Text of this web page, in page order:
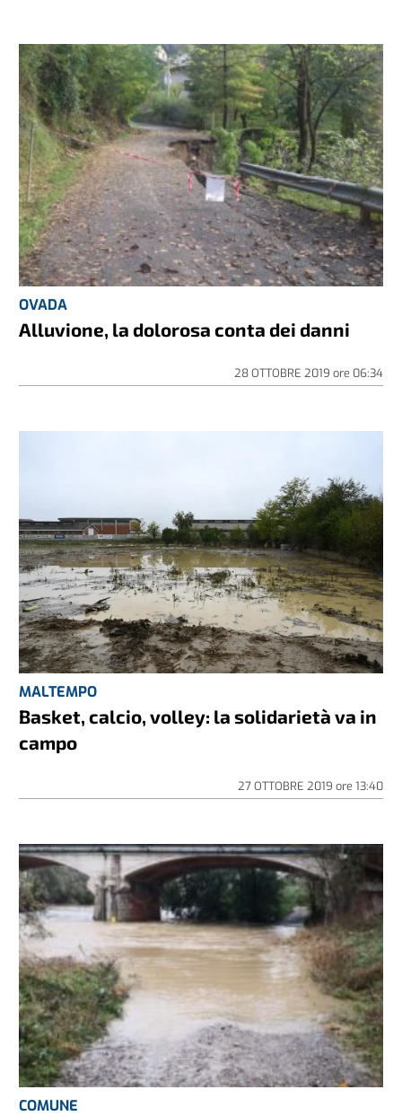
OVADA
Alluvione, la dolorosa conta dei danni
28 OTTOBRE 2019 ore 06:34
MALTEMPO
Basket, calcio, volley: la solidarietà va in
campo
27 OTTOBRE 2019 ore 13:40
COMUNE